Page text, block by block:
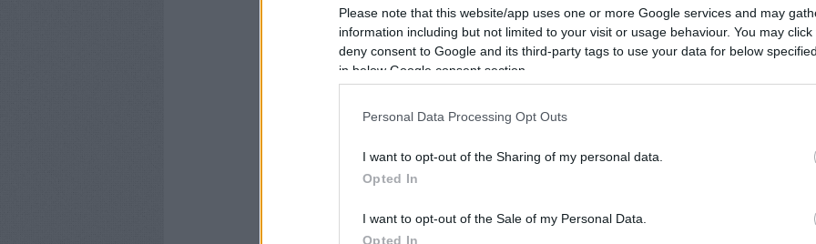
Please note that this website/app uses one or more Google services and may
information including but not limited to your visit or usage behaviour. You may
deny consent to Google and its third-party tags to use your data for below
in below Google consent section.
Personal Data Processing Opt Outs
I want to opt-out of the Sharing of my personal data.
Opted In
I want to opt-out of the Sale of my Personal Data.
Opted In
BUDAPEST SEO KERESŐOPTIMALIZÁLÁS KULCSSZÓ OPTIMALIZÁLÁS
SEO
segít
a jobb